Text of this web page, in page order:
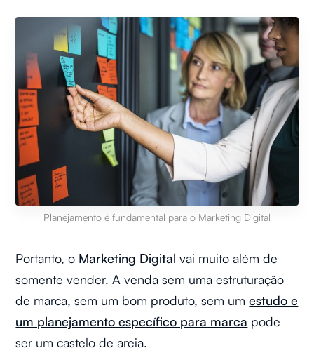
Planejamento é fundamental para o Marketing Digital
Portanto, o Marketing Digital vai muito além de
somente vender. A venda sem uma estruturação
de marca, sem um bom produto, sem umestudo e
um planejamento específico para marca pode
ser um castelo de areia.